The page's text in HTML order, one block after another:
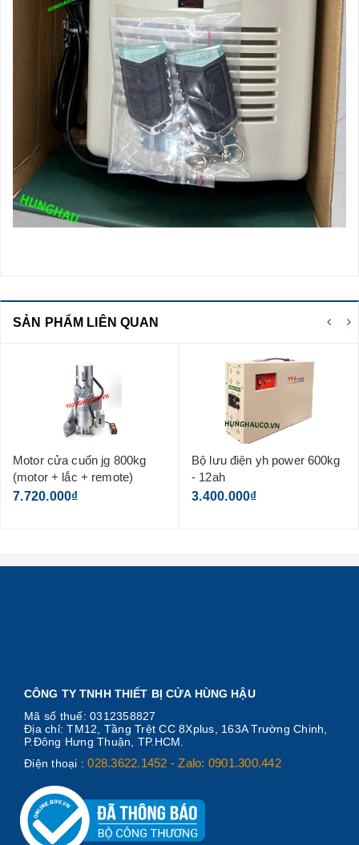
SẢN PHẨM LIÊN QUAN
Motor cửa cuốn jg 800kg
(motor + lắc + remote)
7.720.000₫
Bộ lưu điện yh power 600kg
- 12ah
3.400.000₫
CÔNG TY TNHH THIẾT BỊ CỬA HÙNG HẬU
Mã số thuế: 0312358827
Địa chỉ: TM12, Tầng Trệt CC 8Xplus, 163A Trường Chinh,
P.Đông Hưng Thuận, TP.HCM.
Điện thoại :028.3622.1452 - Zalo: 0901.300.442